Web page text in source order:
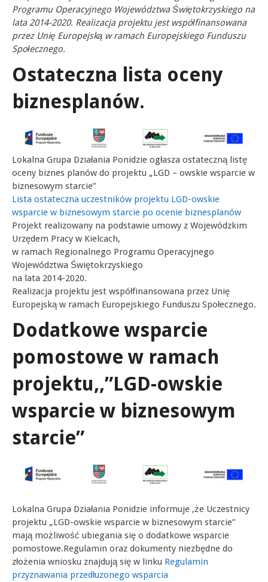
Programu Operacyjnego Województwa Świętokrzyskiego na
lata 2014-2020. Realizacja projektu jest współfinansowana
przez Unię Europejską w ramach Europejskiego Funduszu
Społecznego.
Ostateczna lista oceny
biznesplanów.
Lokalna Grupa Działania Ponidzie ogłasza ostateczną listę
oceny biznes planów do projektu „LGD – owskie wsparcie w
biznesowym starcie”
Lista ostateczna uczestników projektu LGD-owskie
wsparcie w biznesowym starcie po ocenie biznesplanów
Projekt realizowany na podstawie umowy z Wojewódzkim
Urzędem Pracy w Kielcach,
w ramach Regionalnego Programu Operacyjnego
Województwa Świętokrzyskiego
na lata 2014-2020.
Realizacja projektu jest współfinansowana przez Unię
Europejską w ramach Europejskiego Funduszu Społecznego.
Dodatkowe wsparcie
pomostowe w ramach
projektu,,”LGD-owskie
wsparcie w biznesowym
starcie”
Lokalna Grupa Działania Ponidzie informuje ,że Uczestnicy
projektu „LGD-owskie wsparcie w biznesowym starcie”
mają możliwość ubiegania się o dodatkowe wsparcie
pomostowe.Regulamin oraz dokumenty niezbędne do
złożenia wniosku znajdują się w linku Regulamin
przyznawania przedłuzonego wsparcia